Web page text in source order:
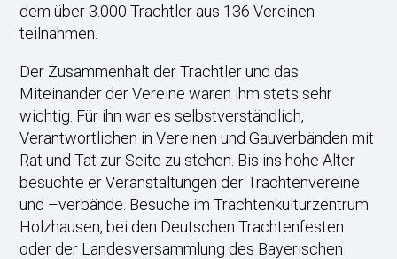
dem über 3.000 Trachtler aus 136 Vereinen
teilnahmen.
Der Zusammenhalt der Trachtler und das
Miteinander der Vereine waren ihm stets sehr
wichtig. Für ihn war es selbstverständlich,
Verantwortlichen in Vereinen und Gauverbänden mit
Rat und Tat zur Seite zu stehen. Bis ins hohe Alter
besuchte er Veranstaltungen der Trachtenvereine
und –verbände. Besuche im Trachtenkulturzentrum
Holzhausen, bei den Deutschen Trachtenfesten
oder der Landesversammlung des Bayerischen